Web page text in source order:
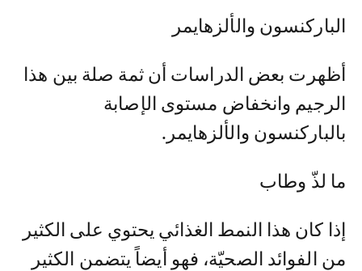
الباركنسون والألزهايمر
أظهرت بعض الدراسات أن ثمة صلة بين هذا
الرجيم وانخفاض مستوى الإصابة
بالباركنسون والألزهايمر.
ما لذّ وطاب
إذا كان هذا النمط الغذائي يحتوي على الكثير
من الفوائد الصحيّة، فهو أيضاً يتضمن الكثير